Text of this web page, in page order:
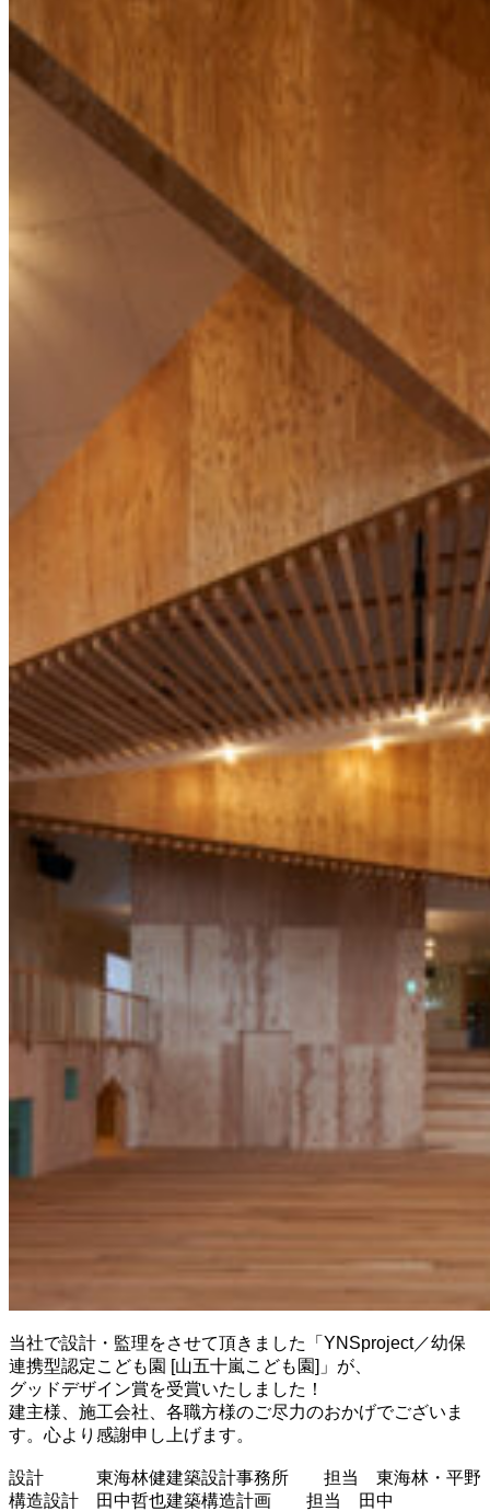
当社で設計・監理をさせて頂きました「YNSproject／幼保
連携型認定こども園 [山五十嵐こども園]」が、
グッドデザイン賞を受賞いたしました！
建主様、施工会社、各職方様のご尽力のおかげでございま
す。心より感謝申し上げます。
設計 東海林健建築設計事務所 担当 東海林・平野
構造設計 田中哲也建築構造計画 担当 田中